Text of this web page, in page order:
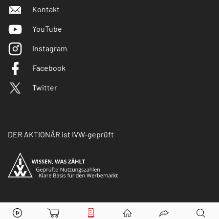
Kontakt
YouTube
Instagram
Facebook
Twitter
DER AKTIONÄR ist IVW-geprüft